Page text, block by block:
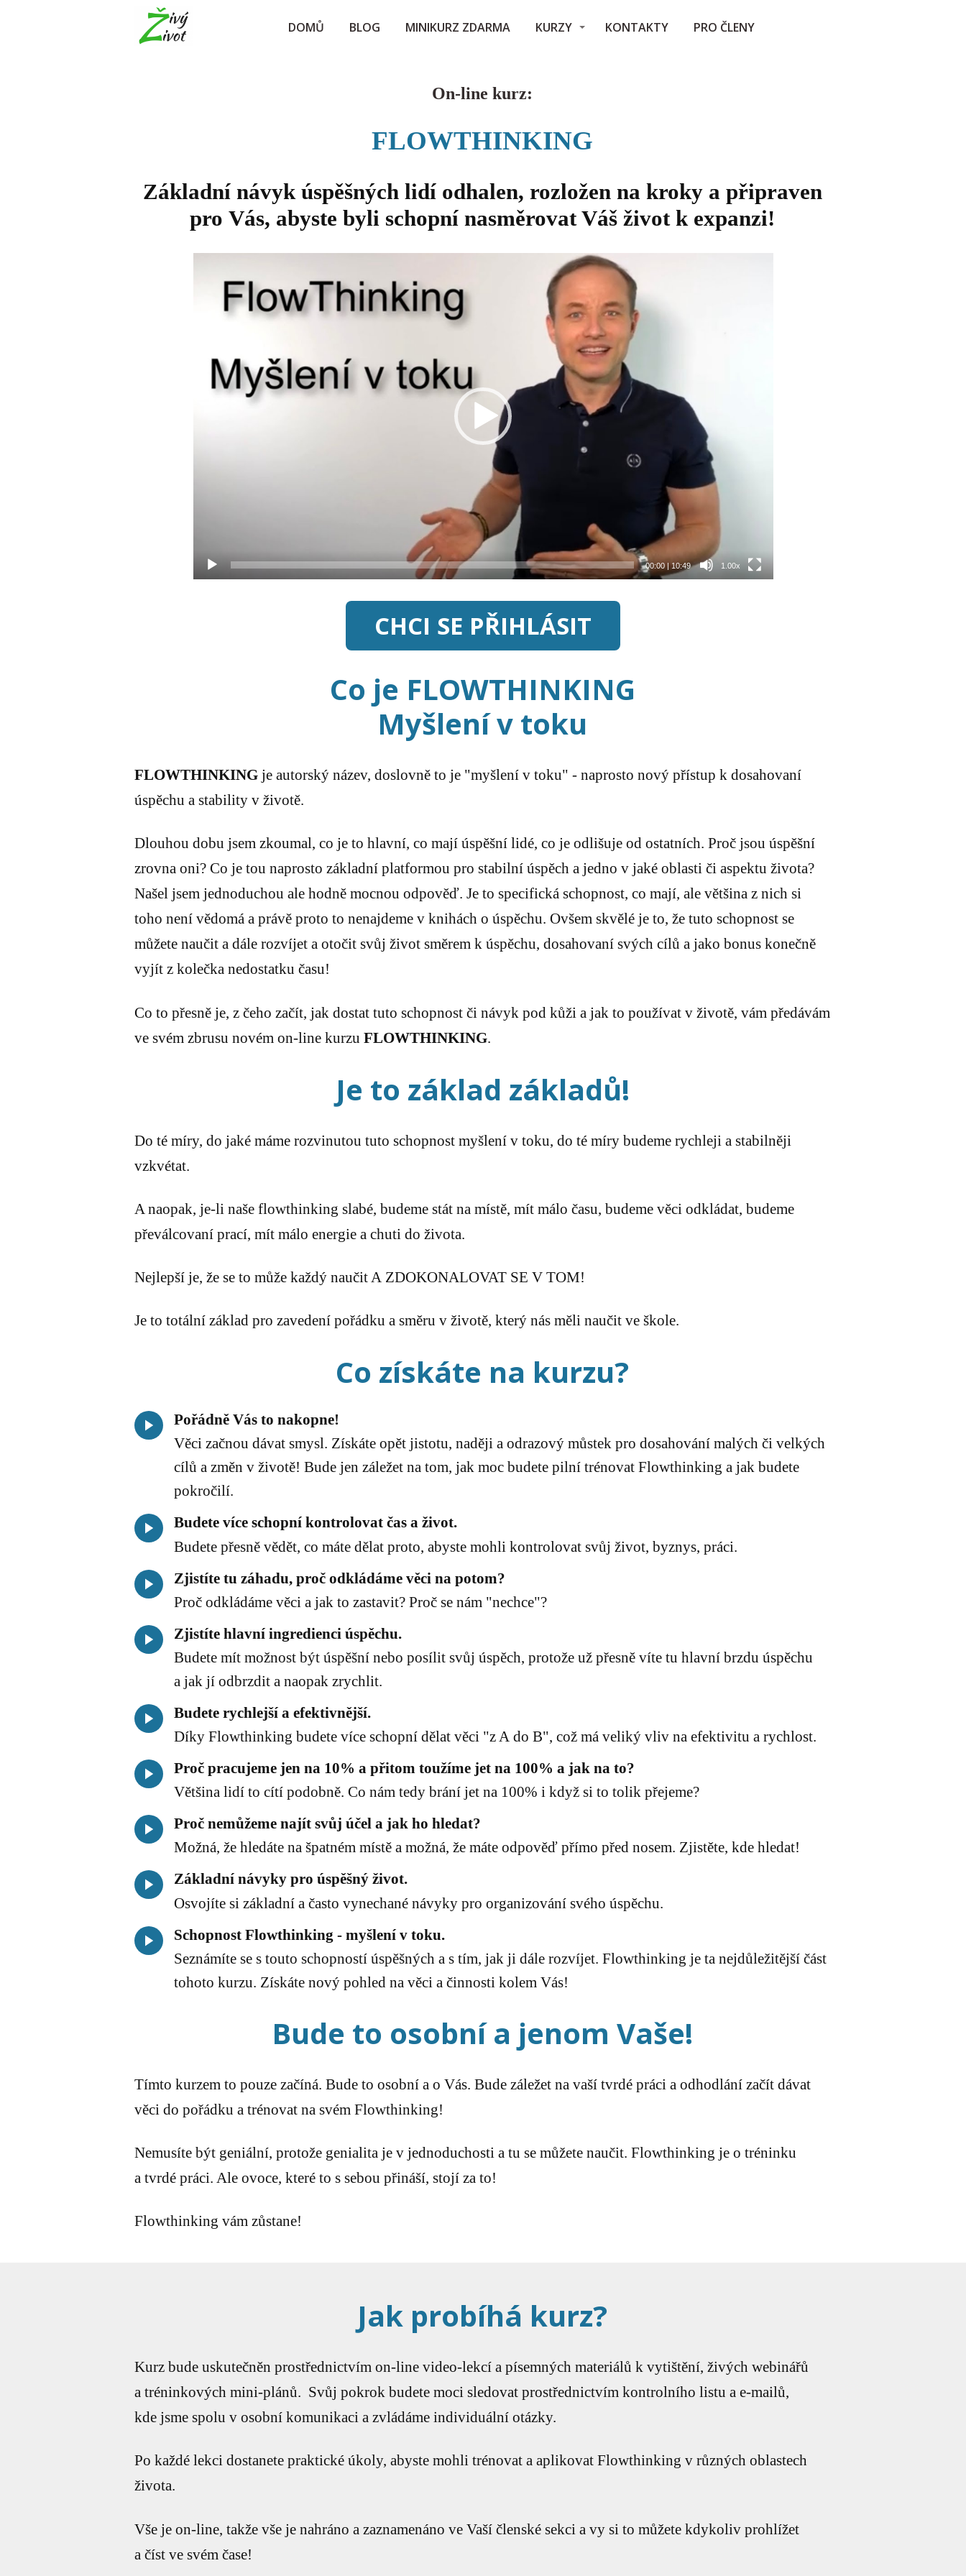
DOMŮ BLOG MINIKURZ ZDARMA KURZY KONTAKTY PRO ČLENY
On-line kurz:
FLOWTHINKING
Základní návyk úspěšných lidí odhalen, rozložen na kroky a připraven
pro Vás, abyste byli schopní nasměrovat Váš život k expanzi!
přehrávač
00:00|10:49 1.00x
CHCI SE PŘIHLÁSIT
Co je FLOWTHINKING
Myšlení v toku
FLOWTHINKING je autorský název, doslovně to je "myšlení v toku" - naprosto nový přístup k dosahovaní
úspěchu a stability v životě.
Dlouhou dobu jsem zkoumal, co je to hlavní, co mají úspěšní lidé, co je odlišuje od ostatních. Proč jsou úspěšní
zrovna oni? Co je tou naprosto základní platformou pro stabilní úspěch a jedno v jaké oblasti či aspektu života?
Našel jsem jednoduchou ale hodně mocnou odpověď. Je to specifická schopnost, co mají, ale většina z nich si
toho není vědomá a právě proto to nenajdeme v knihách o úspěchu. Ovšem skvělé je to, že tuto schopnost se
můžete naučit a dále rozvíjet a otočit svůj život směrem k úspěchu, dosahovaní svých cílů a jako bonus konečně
vyjít z kolečka nedostatku času!
Co to přesně je, z čeho začít, jak dostat tuto schopnost či návyk pod kůži a jak to používat v životě, vám předávám
ve svém zbrusu novém on-line kurzu FLOWTHINKING.
Je to základ základů!
Do té míry, do jaké máme rozvinutou tuto schopnost myšlení v toku, do té míry budeme rychleji a stabilněji
vzkvétat.
A naopak, je-li naše flowthinking slabé, budeme stát na místě, mít málo času, budeme věci odkládat, budeme
převálcovaní prací, mít málo energie a chuti do života.
Nejlepší je, že se to může každý naučit A ZDOKONALOVAT SE V TOM!
Je to totální základ pro zavedení pořádku a směru v životě, který nás měli naučit ve škole.
Co získáte na kurzu?
Pořádně Vás to nakopne!
Věci začnou dávat smysl. Získáte opět jistotu, naději a odrazový můstek pro dosahování malých či velkých
cílů a změn v životě! Bude jen záležet na tom, jak moc budete pilní trénovat Flowthinking a jak budete
pokročilí.
Budete více schopní kontrolovat čas a život.
Budete přesně vědět, co máte dělat proto, abyste mohli kontrolovat svůj život, byznys, práci.
Zjistíte tu záhadu, proč odkládáme věci na potom?
Proč odkládáme věci a jak to zastavit? Proč se nám "nechce"?
Zjistíte hlavní ingredienci úspěchu.
Budete mít možnost být úspěšní nebo posílit svůj úspěch, protože už přesně víte tu hlavní brzdu úspěchu
a jak jí odbrzdit a naopak zrychlit.
Budete rychlejší a efektivnější.
Díky Flowthinking budete více schopní dělat věci "z A do B", což má veliký vliv na efektivitu a rychlost.
Proč pracujeme jen na 10% a přitom toužíme jet na 100% a jak na to?
Většina lidí to cítí podobně. Co nám tedy brání jet na 100% i když si to tolik přejeme?
Proč nemůžeme najít svůj účel a jak ho hledat?
Možná, že hledáte na špatném místě a možná, že máte odpověď přímo před nosem. Zjistěte, kde hledat!
Základní návyky pro úspěšný život.
Osvojíte si základní a často vynechané návyky pro organizování svého úspěchu.
Schopnost Flowthinking - myšlení v toku.
Seznámíte se s touto schopností úspěšných a s tím, jak ji dále rozvíjet. Flowthinking je ta nejdůležitější část
tohoto kurzu. Získáte nový pohled na věci a činnosti kolem Vás!
Bude to osobní a jenom Vaše!
Tímto kurzem to pouze začíná. Bude to osobní a o Vás. Bude záležet na vaší tvrdé práci a odhodlání začít dávat
věci do pořádku a trénovat na svém Flowthinking!
Nemusíte být geniální, protože genialita je v jednoduchosti a tu se můžete naučit. Flowthinking je o tréninku
a tvrdé práci. Ale ovoce, které to s sebou přináší, stojí za to!
Flowthinking vám zůstane!
Jak probíhá kurz?
Kurz bude uskutečněn prostřednictvím on-line video-lekcí a písemných materiálů k vytištění, živých webinářů
a tréninkových mini-plánů. Svůj pokrok budete moci sledovat prostřednictvím kontrolního listu a e-mailů,
kde jsme spolu v osobní komunikaci a zvládáme individuální otázky.
Po každé lekci dostanete praktické úkoly, abyste mohli trénovat a aplikovat Flowthinking v různých oblastech
života.
Vše je on-line, takže vše je nahráno a zaznamenáno ve Vaší členské sekci a vy si to můžete kdykoliv prohlížet
a číst ve svém čase!